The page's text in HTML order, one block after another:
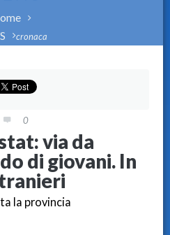
cronaca
0
via da
di giovani. In
la provincia